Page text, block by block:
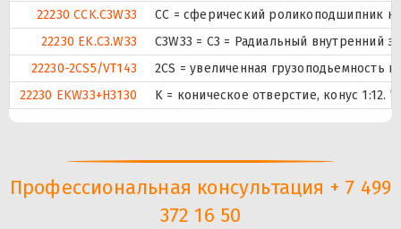
22230 CCK.C3W33
CC = сферический роликоподшипник
22230 EK.C3.W33
C3W33 = C3 = Радиальный внутренний
22230-2CS5/VT143
2CS = увеличенная
22230 EKW33+H3130
K = коническое отверстие, конус
Профессиональная консультация + 7 499
372 16 50